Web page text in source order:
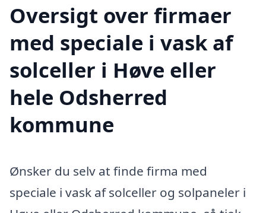
Oversigt over firmaer
med speciale i vask af
solceller i Høve eller
hele Odsherred
kommune
Ønsker du selv at finde firma med
speciale i vask af solceller og solpaneler i